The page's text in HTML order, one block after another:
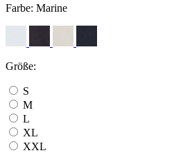
Farbe: Marine
Größe:
S
M
L
XL
XXL